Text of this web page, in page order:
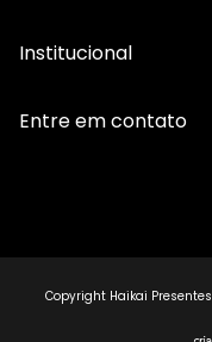
Institucional
Entre em contato
Copyright Haikai